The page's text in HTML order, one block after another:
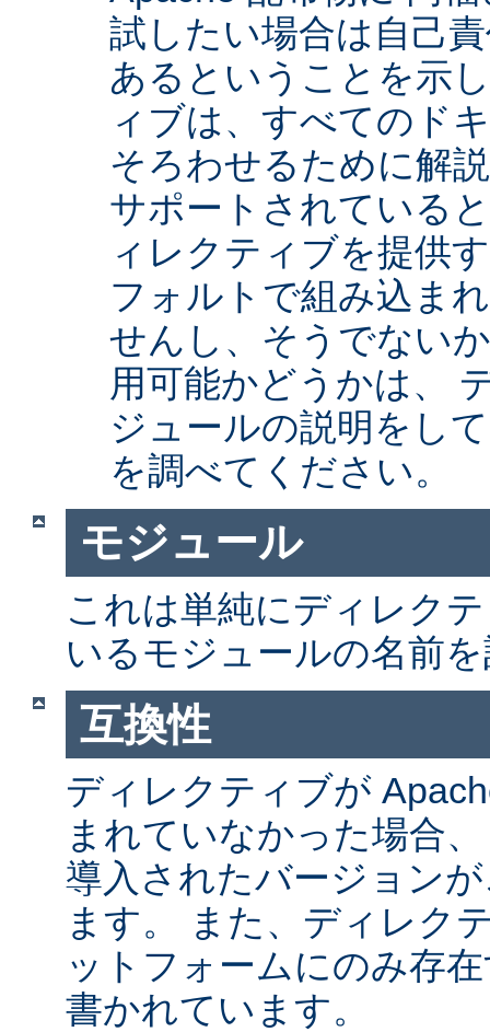
試したい場合は自己
あるということを示
ィブは、すべてのド
そろわせるために解
サポートされている
ィレクティブを提供
フォルトで組み込ま
せんし、そうでない
用可能かどうかは、
ジュールの説明をし
を調べてください。
モジュール
これは単純にディレク
いるモジュールの名前
互換性
ディレクティブが
まれていなかった場合
導入されたバージョン
ます。 また、ディレク
ットフォームにのみ存
書かれています。